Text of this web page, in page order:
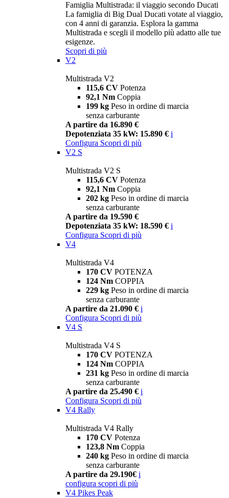
Famiglia Multistrada: il viaggio secondo Ducati
La famiglia di Big Dual Ducati votate al viaggio,
con 4 anni di garanzia. Esplora la gamma
Multistrada e scegli il modello più adatto alle tue
esigenze.
Scopri di più
V2
Multistrada V2
115,6 CV Potenza
92,1 Nm Coppia
199 kg Peso in ordine di marcia
senza carburante
A partire da 16.890 €
Depotenziata 35 kW: 15.890 € i
Configura Scopri di più
V2 S
Multistrada V2 S
115,6 CV Potenza
92,1 Nm Coppia
202 kg Peso in ordine di marcia
senza carburante
A partire da 19.590 €
Depotenziata 35 kW: 18.590 € i
Configura Scopri di più
V4
Multistrada V4
170 CV POTENZA
124 Nm COPPIA
229 kg Peso in ordine di marcia
senza carburante
A partire da 21.090 € i
Configura Scopri di più
V4 S
Multistrada V4 S
170 CV POTENZA
124 Nm COPPIA
231 kg Peso in ordine di marcia
senza carburante
A partire da 25.490 € i
Configura Scopri di più
V4 Rally
Multistrada V4 Rally
170 CV Potenza
123,8 Nm Coppia
240 kg Peso in ordine di marcia
senza carburante
A partire da 29.190€ i
configura scopri di più
V4 Pikes Peak